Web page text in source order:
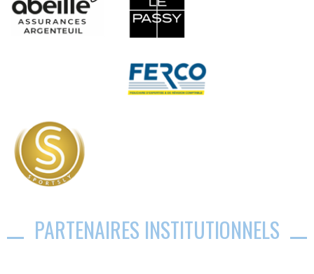
PARTENAIRES INSTITUTIONNELS